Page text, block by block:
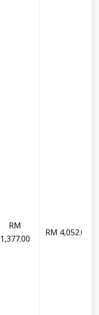
RM
1,377.00
RM 4,052.00